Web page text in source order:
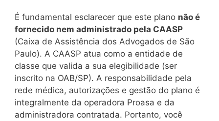
É fundamental esclarecer que este plano não é
fornecido nem administrado pela CAASP
(Caixa de Assistência dos Advogados de São
Paulo). A CAASP atua como a entidade de
classe que valida a sua elegibilidade (ser
inscrito na OAB/SP). A responsabilidade pela
rede médica, autorizações e gestão do plano é
integralmente da operadora Proasa e da
administradora contratada. Portanto, você